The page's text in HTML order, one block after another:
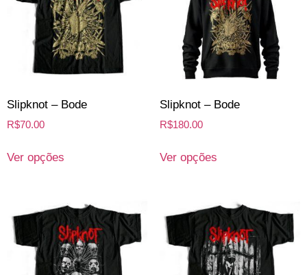
Slipknot – Bode
R$70.00
Ver opções
Slipknot – Bode
R$180.00
Ver opções